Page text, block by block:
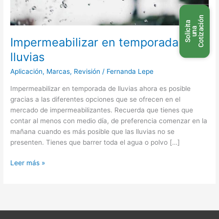
Impermeabilizar en temporada de
lluvias
Aplicación, Marcas, Revisión / Fernanda Lepe
Impermeabilizar en temporada de lluvias ahora es posible
gracias a las diferentes opciones que se ofrecen en el
mercado de impermeabilizantes. Recuerda que tienes que
contar al menos con medio día, de preferencia comenzar en la
mañana cuando es más posible que las lluvias no se
presenten. Tienes que barrer toda el agua o polvo […]
Leer más »
S
o
l
i
c i
t
a
u
n a
C
o
t
i
z
a
c
i
ó n